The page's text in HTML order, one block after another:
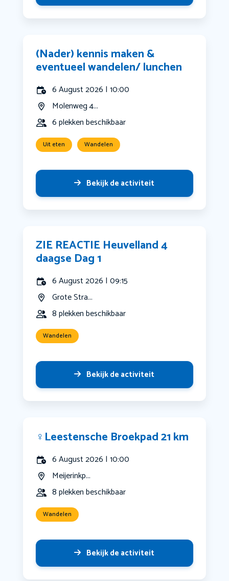
(Nader) kennis maken &
eventueel wandelen/ lunchen
6 August 2026 | 10:00
Molenweg 4...
6 plekken beschikbaar
Uit eten Wandelen
Bekijk de activiteit
ZIE REACTIE Heuvelland 4
daagse Dag 1
6 August 2026 | 09:15
Grote Stra...
8 plekken beschikbaar
Wandelen
Bekijk de activiteit
‍♀️Leestensche Broekpad 21 km
6 August 2026 | 10:00
Meijerinkp...
8 plekken beschikbaar
Wandelen
Bekijk de activiteit